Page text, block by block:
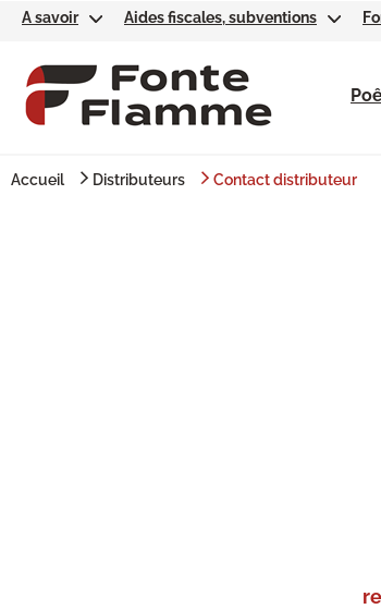
A savoir Aides fiscales, subventions
Accueil Distributeurs Contact distributeur